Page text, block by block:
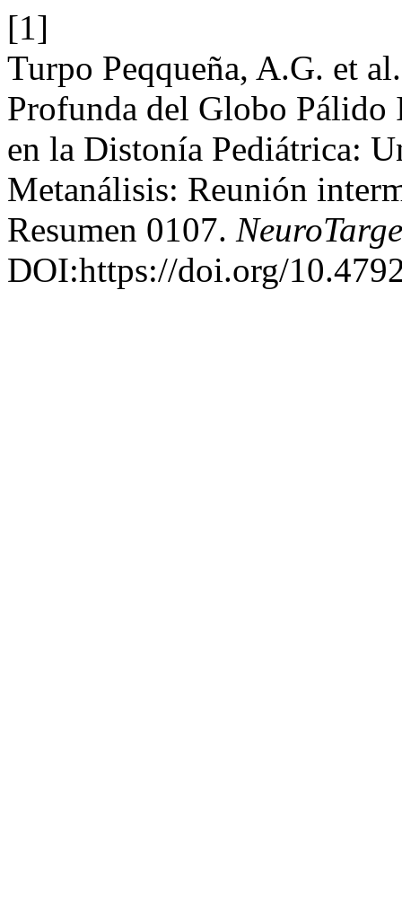
[1]
Turpo Peqqueña, A.G. et
Profunda del Globo
en la Distonía Pediátrica:
Metanálisis: Reunión
Resumen 0107.
DOI:https://doi.org/